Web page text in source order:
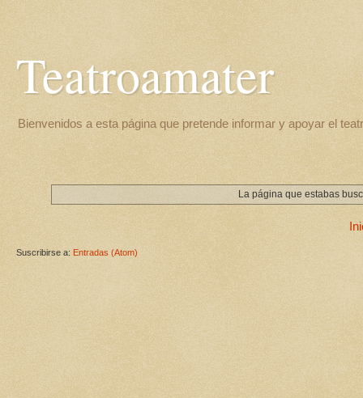
Teatroamater
Bienvenidos a esta página que pretende informar y apoyar el
La página que estabas
Suscribirse a: Entradas (Atom)